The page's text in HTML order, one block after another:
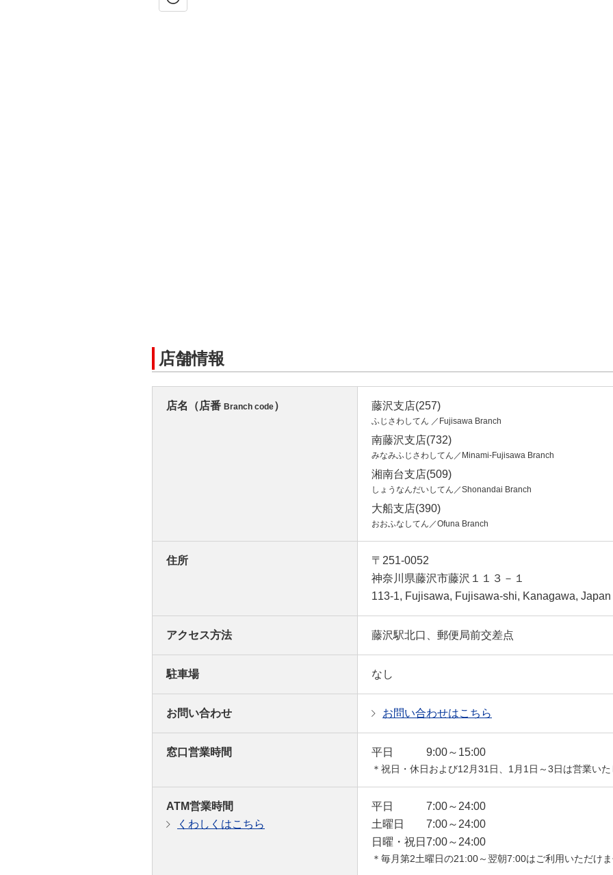
店舗情報
店名（店番 Branch code） 藤沢支店(257)
ふじさわしてん ／Fujisawa Branch
南藤沢支店(732)
みなみふじさわしてん／Minami-Fujisawa Branch
湘南台支店(509)
しょうなんだいしてん／Shonandai Branch
大船支店(390)
おおふなしてん／Ofuna Branch
住所
〒251-0052
神奈川県藤沢市藤沢１１３－１
113-1, Fujisawa, Fujisawa-shi, Kanagawa, Japan
アクセス方法 藤沢駅北口、郵便局前交差点
駐車場 なし
お問い合わせ お問い合わせはこちら
窓口営業時間 平日 9:00～15:00
＊祝日・休日および12月31日、1月1日～3日は営業いた
ATM営業時間
くわしくはこちら
平日
7:00～24:00
土曜日
7:00～24:00
日曜・祝日 7:00～24:00
＊毎月第2土曜日の21:00～翌朝7:00はご利用いただけま